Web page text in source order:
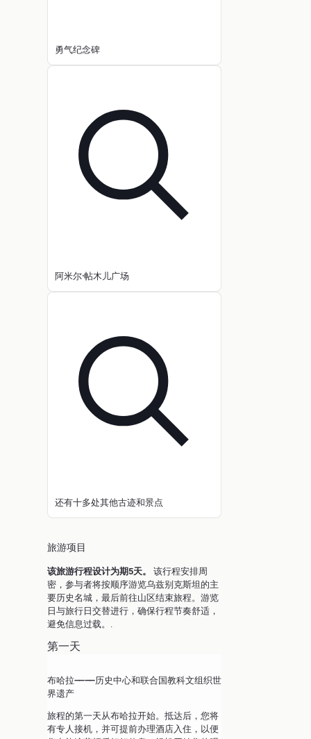
勇气纪念碑
阿米尔·帖木儿广场
还有十多处其他古迹和景点
旅游项目
该旅游行程设计为期5天。
该行程安排周
密，参与者将按顺序游览乌兹别克斯坦的主
要历史名城，最后前往山区结束旅程。游览
日与旅行日交替进行，确保行程节奏舒适，
避免信息过载。.
第一天
布哈拉——历史中心和联合国教科文组织世
界遗产
旅程的第一天从布哈拉开始。抵达后，您将
有专人接机，并可提前办理酒店入住，以便